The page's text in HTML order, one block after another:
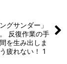
グサンダー」
反復作業の手
を生み出しま
疲れない！ 1